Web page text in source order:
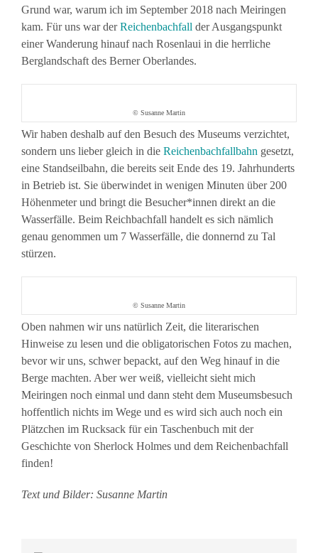
Grund war, warum ich im September 2018 nach Meiringen
kam. Für uns war derReichenbachfall der Ausgangspunkt
einer Wanderung hinauf nach Rosenlaui in die herrliche
Berglandschaft des Berner Oberlandes.
© Susanne Martin
Wir haben deshalb auf den Besuch des Museums verzichtet,
sondern uns lieber gleich in die Reichenbachfallbahn gesetzt,
eine Standseilbahn, die bereits seit Ende des 19. Jahrhunderts
in Betrieb ist. Sie überwindet in wenigen Minuten über 200
Höhenmeter und bringt die Besucher*innen direkt an die
Wasserfälle. Beim Reichbachfall handelt es sich nämlich
genau genommen um 7 Wasserfälle, die donnernd zu Tal
stürzen.
© Susanne Martin
Oben nahmen wir uns natürlich Zeit, die literarischen
Hinweise zu lesen und die obligatorischen Fotos zu machen,
bevor wir uns, schwer bepackt, auf den Weg hinauf in die
Berge machten. Aber wer weiß, vielleicht sieht mich
Meiringen noch einmal und dann steht dem Museumsbesuch
hoffentlich nichts im Wege und es wird sich auch noch ein
Plätzchen im Rucksack für ein Taschenbuch mit der
Geschichte von Sherlock Holmes und dem Reichenbachfall
finden!
Text und Bilder: Susanne Martin